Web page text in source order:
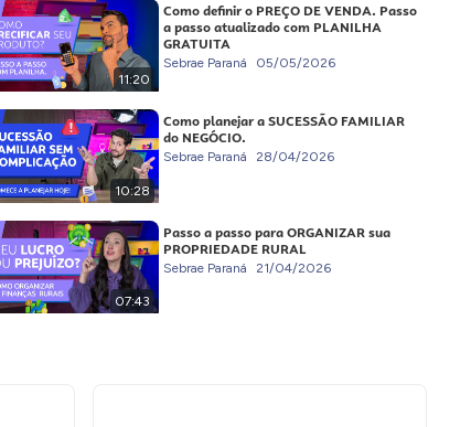
11:20
Como definir o PREÇO DE VENDA. Passo
a passo atualizado com PLANILHA
GRATUITA
Sebrae Paraná 05/05/2026
10:28
Como planejar a SUCESSÃO FAMILIAR
do NEGÓCIO.
Sebrae Paraná 28/04/2026
07:43
Passo a passo para ORGANIZAR sua
PROPRIEDADE RURAL
Sebrae Paraná 21/04/2026